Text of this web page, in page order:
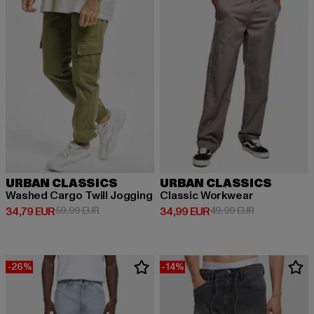
URBAN CLASSICS
Washed Cargo Twill Jogging
34,79 EUR
Derzeitiger Preis: 34,79 EUR
59,99 EURAktionspreis: 59,99 EUR
URBAN CLASSICS
Classic Workwear
34,99 EUR
Derzeitiger Preis: 34,99 EUR
49,99 EURAktionspreis:
-26% -14%